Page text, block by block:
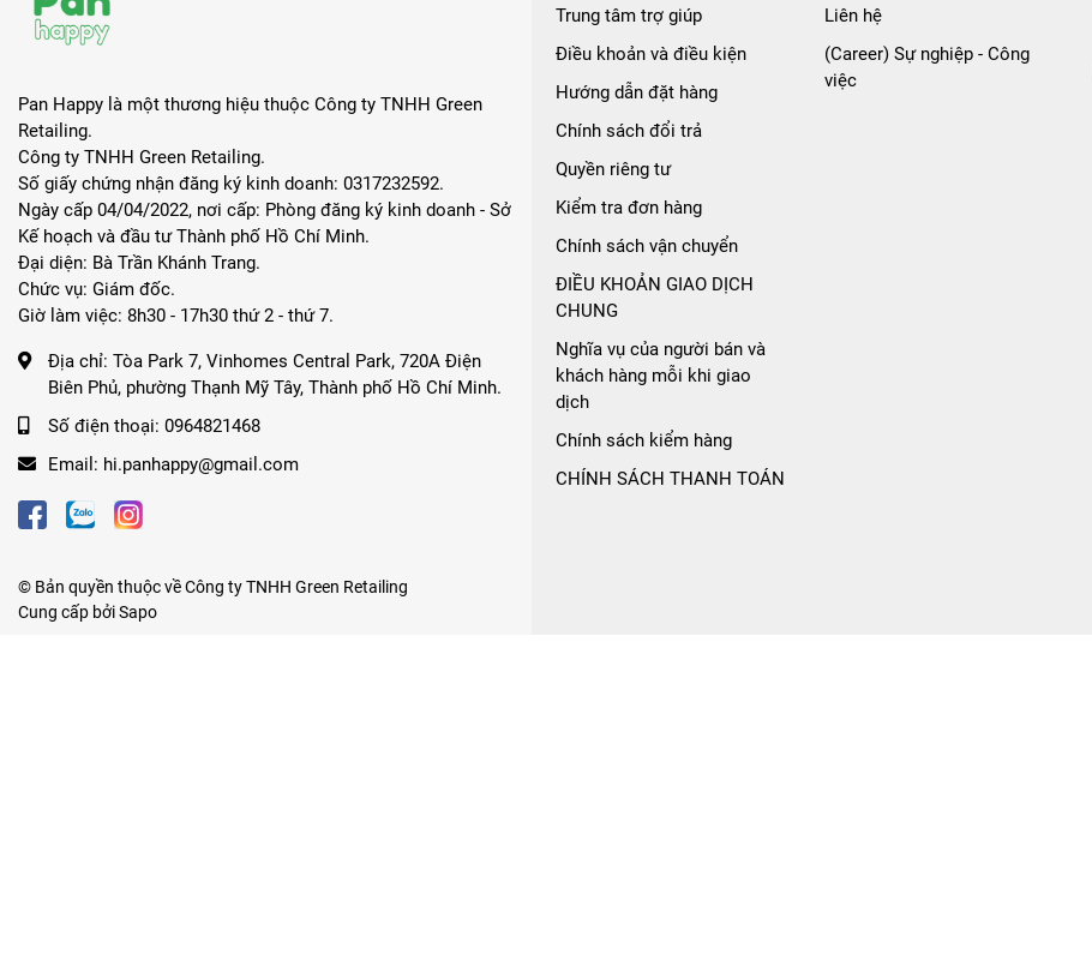
Pan Happy là một thương hiệu thuộc Công ty TNHH Green
Retailing.
Công ty TNHH Green Retailing.
Số giấy chứng nhận đăng ký kinh doanh: 0317232592.
Ngày cấp 04/04/2022, nơi cấp: Phòng đăng ký kinh doanh - Sở
Kế hoạch và đầu tư Thành phố Hồ Chí Minh.
Đại diện: Bà Trần Khánh Trang.
Chức vụ: Giám đốc.
Giờ làm việc: 8h30 - 17h30 thứ 2 - thứ 7.
Địa chỉ: Tòa Park 7, Vinhomes Central Park, 720A Điện
Biên Phủ, phường Thạnh Mỹ Tây, Thành phố Hồ Chí Minh.
Số điện thoại: 0964821468
Email: hi.panhappy@gmail.com
Trung tâm trợ giúp
Điều khoản và điều kiện
Hướng dẫn đặt hàng
Chính sách đổi trả
Quyền riêng tư
Kiểm tra đơn hàng
Chính sách vận chuyển
ĐIỀU KHOẢN GIAO DỊCH
CHUNG
Nghĩa vụ của người bán và
khách hàng mỗi khi giao
dịch
Chính sách kiểm hàng
CHÍNH SÁCH THANH TOÁN
Liên hệ
(Career) Sự nghiệp - Công
việc
© Bản quyền thuộc vềCông ty TNHH Green Retailing
Cung cấp bởiSapo